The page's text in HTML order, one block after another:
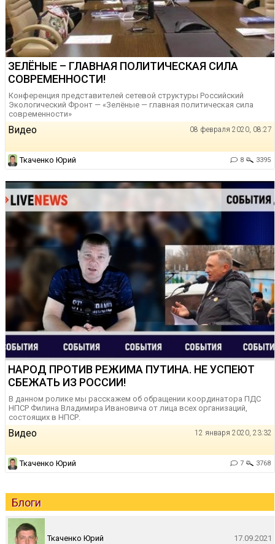
ЗЕЛЁНЫЕ – ГЛАВНАЯ ПОЛИТИЧЕСКАЯ СИЛА
СОВРЕМЕННОСТИ!
Конференция представителей сетевой структуры Российский
Экологический Фронт — «Зелёные — главная политическая сила
современности»
Видео 08 февраля 2020, 08:27
Ткаченко Юрий 8 3395
НАРОД ПРОТИВ РЕЖИМА ПУТИНА. НЕ УСПЕЮТ
СБЕЖАТЬ ИЗ РОССИИ!
В данном ролике мы расскажем об обращении координатора ПДС
НПСР Филина Владимира Ивановича от лица всех организаций,
состоящих в НПСР.
Видео 12 января 2020, 23:32
Ткаченко Юрий 7 3768
Блоги
Ткаченко Юрий
17.09.2021